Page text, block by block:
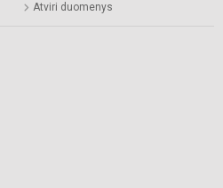
Atviri duomenys